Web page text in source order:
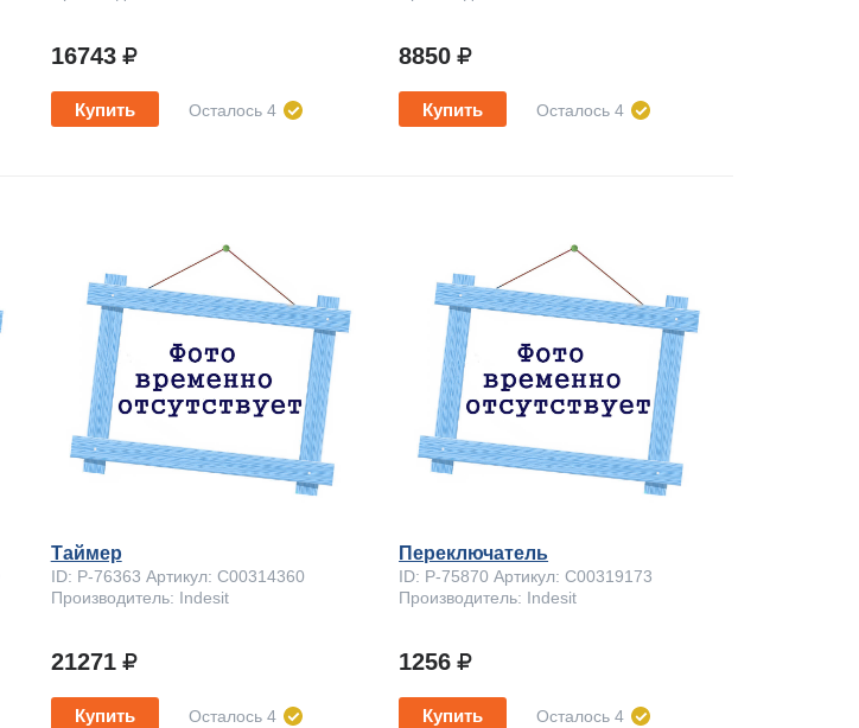
16743
Купить Осталось 4
8850
Купить Осталось 4
Таймер
ID: P-76363 Артикул: C00314360
Производитель: Indesit
21271
Купить Осталось 4
Переключатель
ID: P-75870 Артикул: C00319173
Производитель: Indesit
1256
Купить Осталось 4